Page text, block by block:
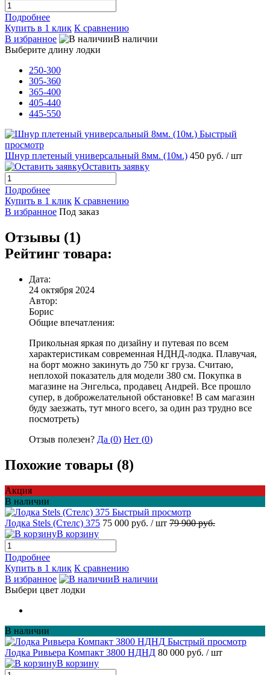
Подробнее
Купить в 1 клик К сравнению
В избранное
В наличии
Выберите длину лодки
250-300
305-360
365-400
405-440
445-550
Быстрый
просмотр
Шнур плетеный универсальный 8мм. (10м.) 450 руб. / шт
Оставить заявку
Подробнее
Купить в 1 клик К сравнению
В избранное Под заказ
Отзывы (1)
Рейтинг товара:
Дата:
24 октября 2024
Автор:
Борис
Общие впечатления:
Прикольная яркая по дизайну и путевая по всем
характеристикам современная НДНД-лодка. Плавучая,
на борт можно закинуть до 750 кг груза. Считаю,
неплохой показатель для модели 380 см. Покупка в
магазине на Энгельса, продавец Андрей. Все прошло
супер, в доброжелательной обстановке! В сам магазин
буду заезжать, тут много всего, за один раз трудно все
посмотреть)
Отзыв полезен? Да (0) Нет (0)
Похожие товары (8)
Акция
В наличии
Быстрый просмотр
Лодка Stels (Стелс) 375 75 000 руб. / шт 79 900 руб.
В корзину
Подробнее
Купить в 1 клик К сравнению
В избранное
В наличии
Выбери цвет лодки
В наличии
Быстрый просмотр
Лодка Ривьера Компакт 3800 НДНД 80 000 руб. / шт
В корзину